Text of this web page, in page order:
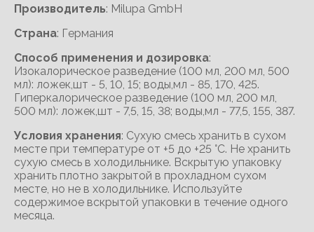
Производитель: Milupa GmbH
Cтрана: Германия
Способ применения и дозировка:
Изокалорическое разведение (100 мл, 200 мл, 500
мл): ложек,шт - 5, 10, 15; воды,мл - 85, 170, 425.
Гиперкалорическое разведение (100 мл, 200 мл,
500 мл): ложек,шт - 7,5, 15, 38; воды,мл - 77,5, 155, 387.
Условия хранения: Сухую смесь хранить в сухом
месте при температуре от +5 до +25 °С. Не хранить
сухую смесь в холодильнике. Вскрытую упаковку
хранить плотно закрытой в прохладном сухом
месте, но не в холодильнике. Используйте
содержимое вскрытой упаковки в течение одного
месяца.